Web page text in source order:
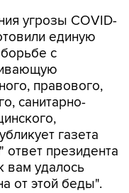
угрозы COVID-
единую
с
правового,
санитарно-
газета
ответ президента
вам удалось
от этой беды".